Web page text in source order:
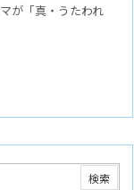
が「真・うたわれ